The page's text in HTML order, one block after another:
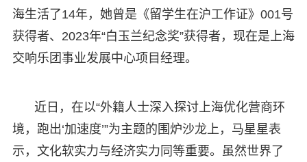
海生活了14年，她曾是《留学生在沪工作证》001号
获得者、2023年“白玉兰纪念奖”获得者，现在是上海
交响乐团事业发展中心项目经理。
近日，在以“外籍人士深入探讨上海优化营商环
境，跑出‘加速度’”为主题的围炉沙龙上，马星星表
示，文化软实力与经济实力同等重要。虽然世界了